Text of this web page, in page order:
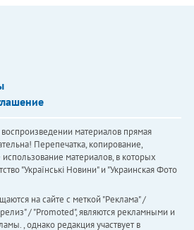
материалов прямая
Перепечатка, копирование,
материалов, в которых
"Українськi Новини" и "Украинская Фото
на сайте с меткой "Реклама" /
/ "Promoted", являются рекламными и
, однако редакция участвует в